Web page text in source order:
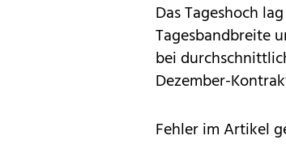
Das Tageshoch
Tagesbandbreite
bei
Dezember-
Fehler im Artikel